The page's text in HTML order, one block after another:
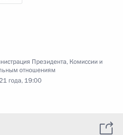
Президента, Комиссии и
отношениям
года, 19:00